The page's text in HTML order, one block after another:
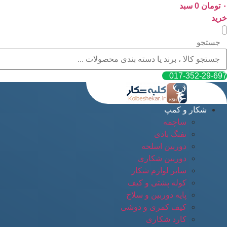
پرش
به
محتوا
۰ تومان 0 سبد
خرید
جستجو
017-352-29-697
شکار و کمپ
ساچمه
تفنگ بادی
دوربین اسلحه
دوربین شکاری
سایر لوازم شکار
کوله پشتی و کیف
پایه دوربین و سلاح
کیف کمری و دوشی
کارد شکاری